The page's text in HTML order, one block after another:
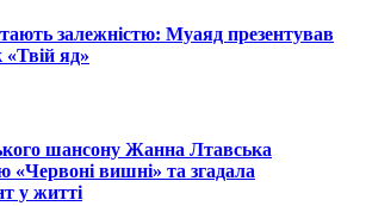
залежністю: Муаяд презентував
яд»
шансону Жанна Лтавська
«Червоні вишні» та згадала
у житті